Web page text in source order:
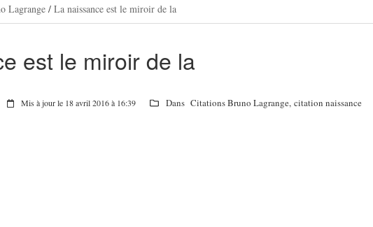
Lagrange/ La naissance est le miroir de la
est le miroir de la
Mis à jour le 18 avril 2016 à 16:39 Dans Citations Bruno Lagrange, citation naissance